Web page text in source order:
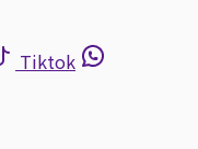
Tiktok